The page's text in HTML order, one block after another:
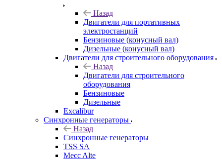
Назад
Двигатели для портативных
электростанций
Бензиновые (конусный вал)
Дизельные (конусный вал)
Двигатели для строительного оборудования
Назад
Двигатели для строительного
оборудования
Бензиновые
Дизельные
Excalibur
Синхронные генераторы
Назад
Синхронные генераторы
TSS SA
Mecc Alte